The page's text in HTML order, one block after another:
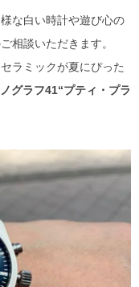
な白い時計や遊び心の
相談いただきます。
ラミックが夏にぴった
グラフ41“プティ・プラ